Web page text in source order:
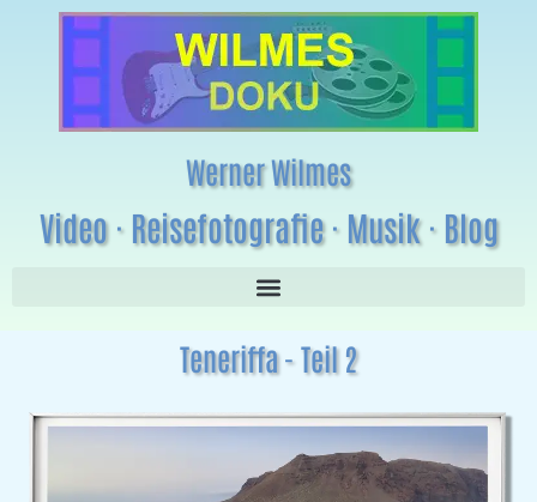
Werner Wilmes
Video · Reisefotografie · Musik · Blog
Teneriffa - Teil 2